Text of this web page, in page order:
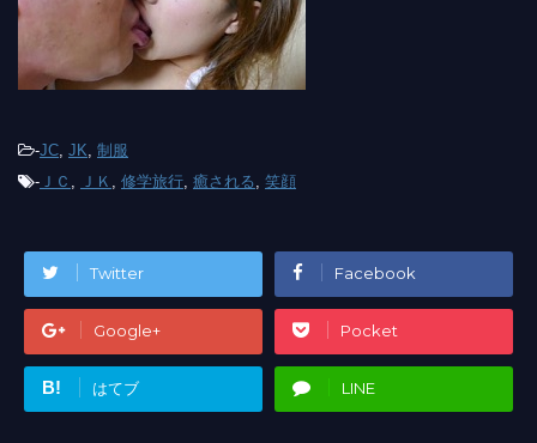
-JC JK 制服
- ＪＣ ＪＫ 修学旅行 癒される 笑顔
Twitter Facebook
Google+ Pocket
B! はてブ LINE